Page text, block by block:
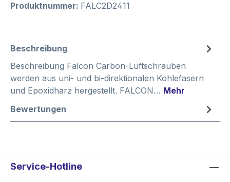
Produktnummer: FALC2D2411
Beschreibung
Beschreibung Falcon Carbon-Luftschrauben
werden aus uni- und bi-direktionalen Kohlefasern
und Epoxidharz hergestellt. FALCON… Mehr
Bewertungen
Service-Hotline